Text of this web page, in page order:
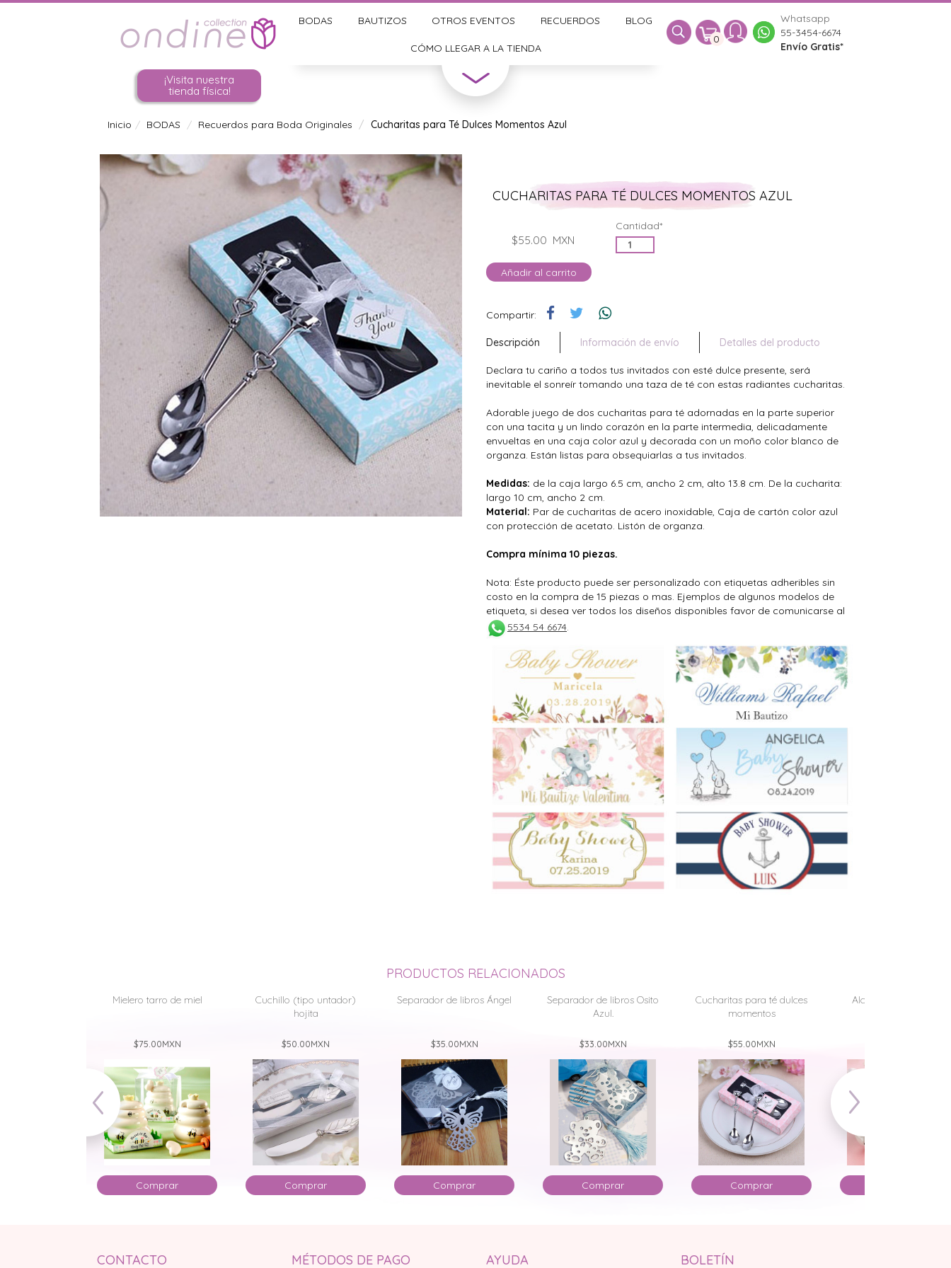
BODAS BAUTIZOS OTROS EVENTOS RECUERDOS BLOG
CÓMO LLEGAR A LA TIENDA
0
Whatsapp
55-3454-6674
Envío Gratis*
¡Visita nuestra
tienda física!
Inicio BODAS Recuerdos para Boda Originales Cucharitas para Té Dulces Momentos Azul
CUCHARITAS PARA TÉ DULCES MOMENTOS AZUL
$55.00 MXN
Cantidad*
Añadir al carrito
Compartir:
Descripción Información de envío Detalles del producto
Declara tu cariño a todos tus invitados con esté dulce presente, será
inevitable el sonreír tomando una taza de té con estas radiantes cucharitas.
Adorable juego de dos cucharitas para té adornadas en la parte superior
con una tacita y un lindo corazón en la parte intermedia, delicadamente
envueltas en una caja color azul y decorada con un moño color blanco de
organza. Están listas para obsequiarlas a tus invitados.
Medidas: de la caja largo 6.5 cm, ancho 2 cm, alto 13.8 cm. De la cucharita:
largo 10 cm, ancho 2 cm.
Material: Par de cucharitas de acero inoxidable, Caja de cartón color azul
con protección de acetato. Listón de organza.
Compra mínima 10 piezas.
Nota: Éste producto puede ser personalizado con etiquetas adheribles sin
costo en la compra de 15 piezas o mas. Ejemplos de algunos modelos de
etiqueta, si desea ver todos los diseños disponibles favor de comunicarse al
5534 54 6674.
PRODUCTOS RELACIONADOS
Mielero tarro de miel
$75.00MXN
Comprar
Cuchillo (tipo untador)
hojita
$50.00MXN
Comprar
Separador de libros Ángel
$35.00MXN
Comprar
Separador de libros Osito
Azul.
$33.00MXN
Comprar
Cucharitas para té dulces
momentos
$55.00MXN
Comprar
Alcancía de puerquito
CONTACTO MÉTODOS DE PAGO AYUDA BOLETÍN